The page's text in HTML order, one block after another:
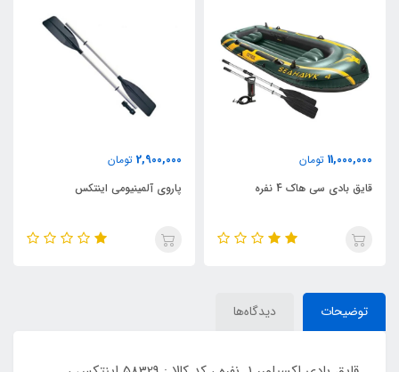
4 نفره
پاروی آلمینیومی اینتکس
قایق بادی اکسکروشن
توضیحات دیدگاه‌ها